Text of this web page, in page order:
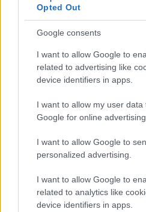
Opted Out
Google consents
I want to allow Google to
related to advertising like
device identifiers in apps.
I want to allow my user data
Google for online
I want to allow Google to
personalized advertising.
I want to allow Google to
related to analytics like
device identifiers in apps.
SMARTZILLA
RBR
Rally 2024
rallysimfans
Rally a várakozásoknak
Pécs Rally 2024, 7.
eredményei
edeleny beres 2024. november 10.
SMARTZILLARBR Magyar